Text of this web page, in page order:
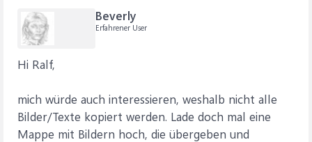
Beverly
Erfahrener User
Hi Ralf,
mich würde auch interessieren, weshalb nicht alle
Bilder/Texte kopiert werden. Lade doch mal eine
Mappe mit Bildern hoch, die übergeben und